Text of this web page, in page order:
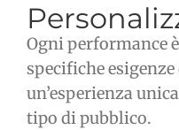
Ogni performance
specifiche
un’esperienza
tipo di pubblico.